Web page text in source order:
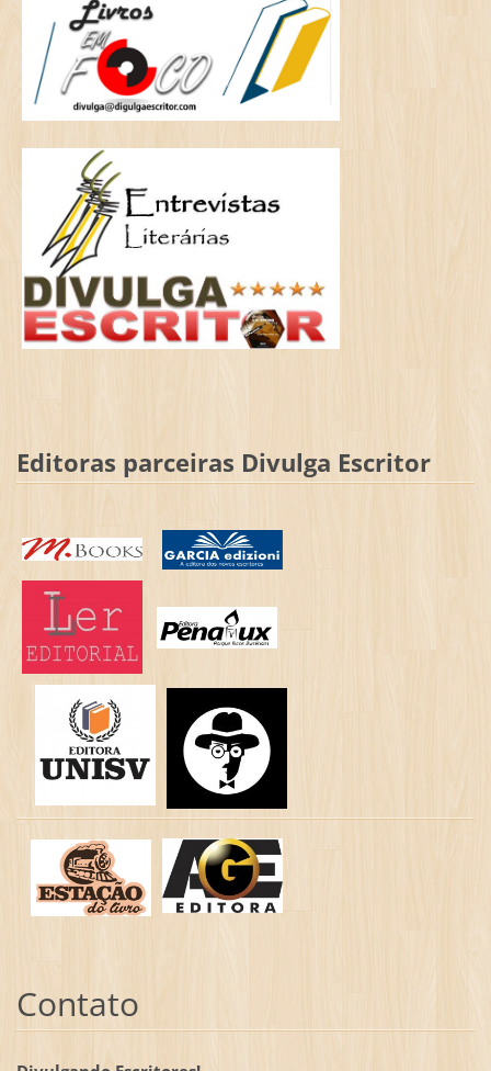
Editoras parceiras Divulga Escritor
Contato